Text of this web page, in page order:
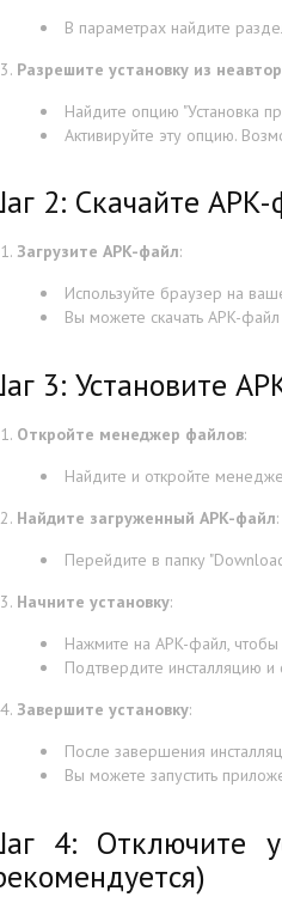
В параметрах найдите
Разрешите установку из
Найдите опцию "Установка
Активируйте эту опцию.
2: Скачайте APK-
Загрузите APK-файл:
Используйте браузер на
Вы можете скачать APK-
3: Установите
Откройте менеджер файлов:
Найдите и откройте
Найдите загруженный APK-файл:
Перейдите в папку
Начните установку:
Нажмите на APK-файл, чтобы
Подтвердите инсталляцию и
Завершите установку:
После завершения
Вы можете запустить
4: Отключите